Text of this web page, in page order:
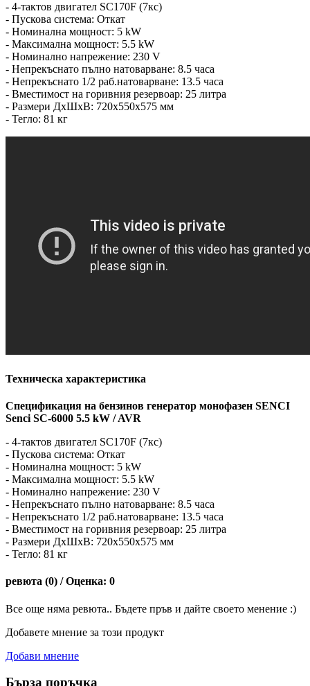
- 4-тактов двигател SC170F (7кс)
- Пускова система: Откат
- Номинална мощност: 5 kW
- Максимална мощност: 5.5 kW
- Номинално напрежение: 230 V
- Непрекъснато пълно натоварване: 8.5 часа
- Непрекъснато 1/2 раб.натоварване: 13.5 часа
- Вместимост на горивния резервоар: 25 литра
- Размери ДxШxВ: 720x550x575 мм
- Тегло: 81 кг
Техническа характеристика
Спецификация на бензинов генератор монофазен SENCI
Senci SC-6000 5.5 kW / AVR
- 4-тактов двигател SC170F (7кс)
- Пускова система: Откат
- Номинална мощност: 5 kW
- Максимална мощност: 5.5 kW
- Номинално напрежение: 230 V
- Непрекъснато пълно натоварване: 8.5 часа
- Непрекъснато 1/2 раб.натоварване: 13.5 часа
- Вместимост на горивния резервоар: 25 литра
- Размери ДxШxВ: 720x550x575 мм
- Тегло: 81 кг
ревюта (0) / Оценка: 0
Все още няма ревюта.. Бъдете пръв и дайте своето менение :)
Добавете мнение за този продукт
Добави мнение
Бърза поръчка